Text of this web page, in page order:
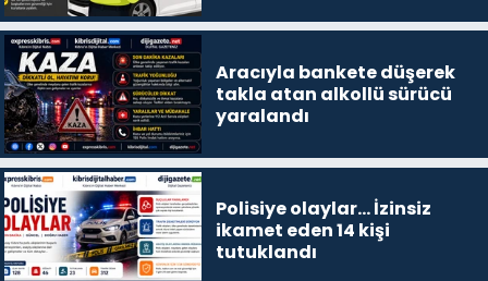
Aracıyla bankete düşerek
takla atan alkollü sürücü
yaralandı
Polisiye olaylar… İzinsiz
ikamet eden 14 kişi
tutuklandı